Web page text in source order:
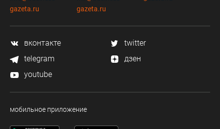
gazeta.ru
gazeta.ru
вконтакте
twitter
telegram
дзен
youtube
мобильное приложение